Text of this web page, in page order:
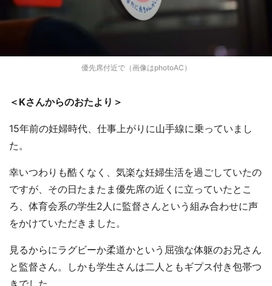
優先席付近で（画像はphotoAC）
＜Kさんからのおたより＞
15年前の妊婦時代、仕事上がりに山手線に乗っていまし
た。
幸いつわりも酷くなく、気楽な妊婦生活を過ごしていたの
ですが、その日たまたま優先席の近くに立っていたとこ
ろ、体育会系の学生2人に監督さんという組み合わせに声
をかけていただきました。
見るからにラグビーか柔道かという屈強な体躯のお兄さん
と監督さん。しかも学生さんは二人ともギプス付き包帯つ